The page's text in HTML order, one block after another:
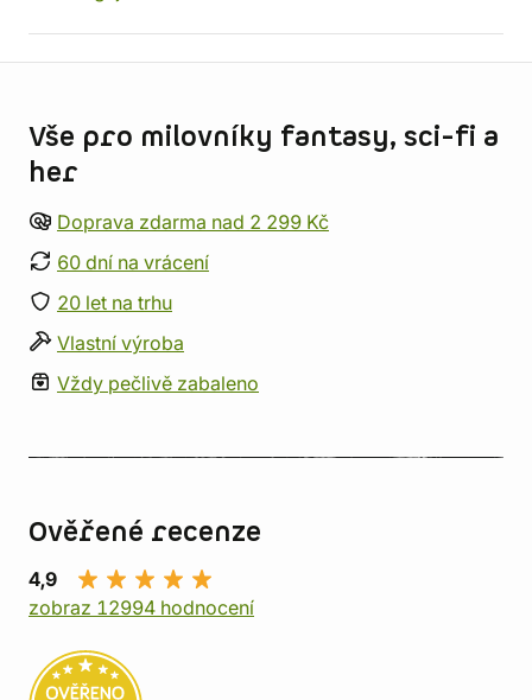
Vše pro milovníky fantasy, sci-fi a
her
Doprava zdarma nad 2 299 Kč
60 dní na vrácení
20 let na trhu
Vlastní výroba
Vždy pečlivě zabaleno
Ověřené recenze
4,9
zobraz 12994 hodnocení